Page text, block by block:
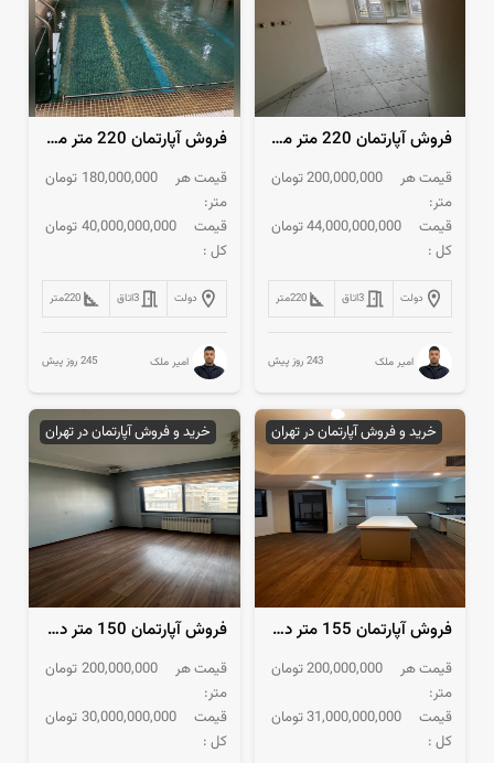
فروش آپارتمان 220 متر منظریه مشاعات آبی فعال
قیمت هر
متر:
200,000,000تومان
قیمت
کل :
44,000,000,000تومان
دولت 3اتاق 220متر
امیر ملک 243 روز پیش
فروش آپارتمان 220 متر منظریه پلان تفکیک غرق نور
قیمت هر
متر:
180,000,000 تومان
قیمت
کل :
40,000,000,000 تومان
دولت 3اتاق 220متر
امیر ملک 245 روز پیش
خرید و فروش آپارتمان در تهران
فروش آپارتمان 155 متر دیباجی 20 متر پاسیو در اختیار
قیمت هر
متر:
200,000,000تومان
قیمت
کل :
31,000,000,000تومان
خرید و فروش آپارتمان در تهران
فروش آپارتمان 150 متر دیباجی فول امکانات
قیمت هر
متر:
200,000,000 تومان
قیمت
کل :
30,000,000,000 تومان